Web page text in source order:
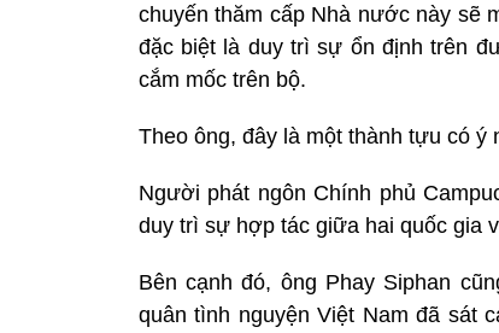
chuyến thăm cấp Nhà nước này sẽ
đặc biệt là duy trì sự ổn định trên
cắm mốc trên bộ.
Theo ông, đây là một thành tựu có ý
Người phát ngôn Chính phủ
duy trì sự hợp tác giữa hai quốc gia
Bên cạnh đó, ông Phay Siphan
quân tình nguyện Việt Nam đã sát